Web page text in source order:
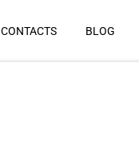
CONTACTS BLOG